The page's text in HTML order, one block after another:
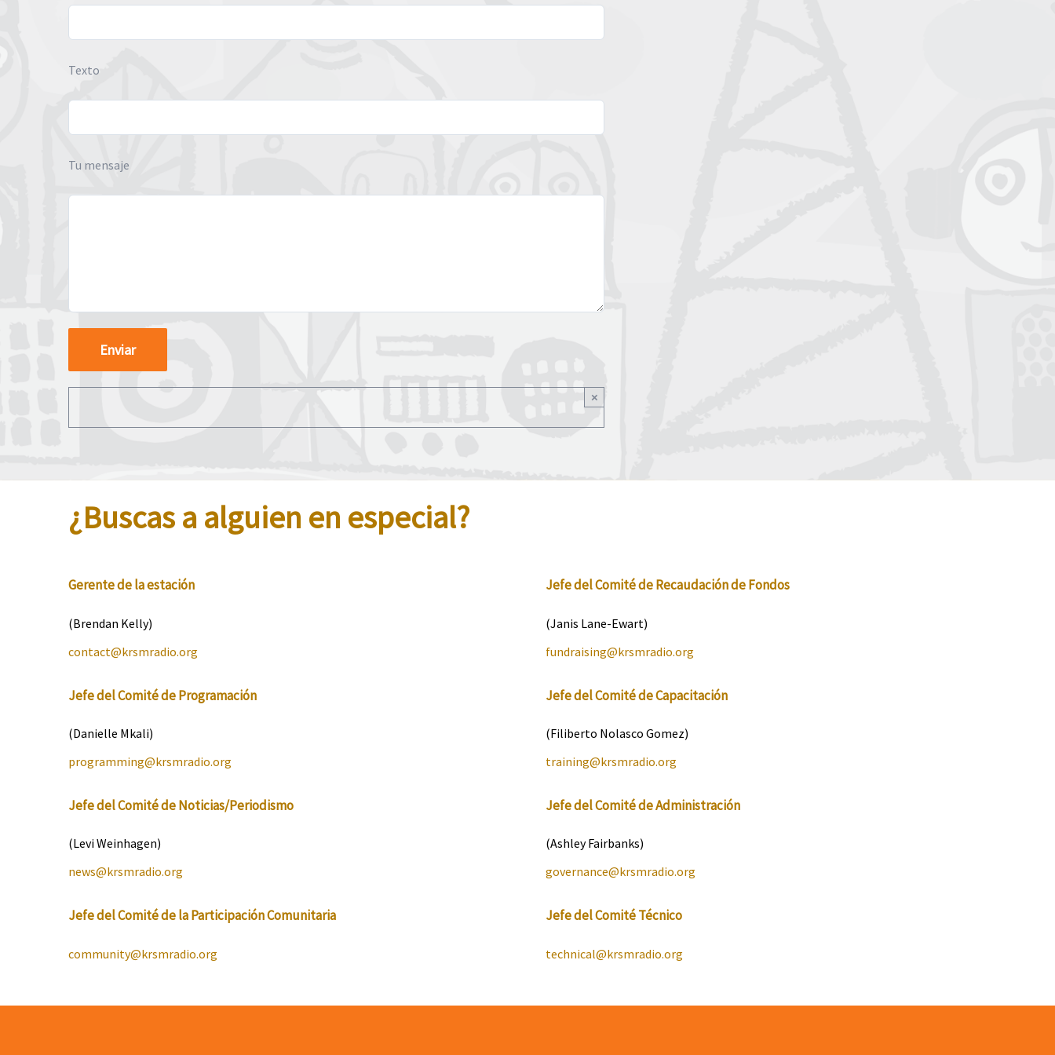
Texto
Tu mensaje
×
¿Buscas a alguien en especial?
Gerente de la estación
(Brendan Kelly)
contact@krsmradio.org
Jefe del Comité de Programación
(Danielle Mkali)
programming@krsmradio.org
Jefe del Comité de Noticias/Periodismo
(Levi Weinhagen)
news@krsmradio.org
Jefe del Comité de la Participación Comunitaria
community@krsmradio.org
Jefe del Comité de Recaudación de Fondos
(Janis Lane-Ewart)
fundraising@krsmradio.org
Jefe del Comité de Capacitación
(Filiberto Nolasco Gomez)
training@krsmradio.org
Jefe del Comité de Administración
(Ashley Fairbanks)
governance@krsmradio.org
Jefe del Comité Técnico
technical@krsmradio.org